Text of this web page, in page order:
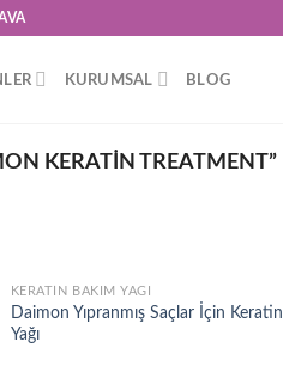
KURUMSAL BLOG
KERATIN TREATMENT”
Add to
KERATIN BAKIM YAĞI
Daimon Yıpranmış Saçlar İçin Keratin
Yağı